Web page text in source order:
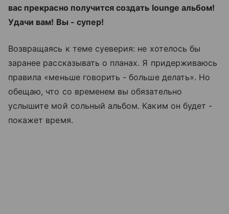
вас прекрасно получится создать lounge альбом!
Удачи вам! Вы - супер!
Возвращаясь к теме суеверия: не хотелось бы
заранее рассказывать о планах. Я придерживаюсь
правила «меньше говорить - больше делать». Но
обещаю, что со временем вы обязательно
услышите мой сольный альбом. Каким он будет -
покажет время.